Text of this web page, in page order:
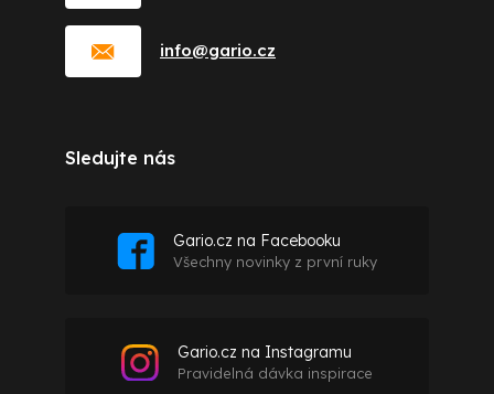
info@gario.cz
Sledujte nás
Gario.cz na Facebooku
Všechny novinky z první ruky
Gario.cz na Instagramu
Pravidelná dávka inspirace